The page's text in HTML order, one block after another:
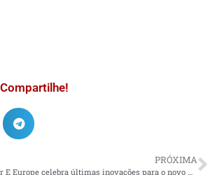
PRÓXIMA